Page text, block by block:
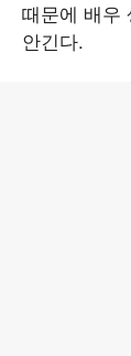
때문에 배우
안긴다.